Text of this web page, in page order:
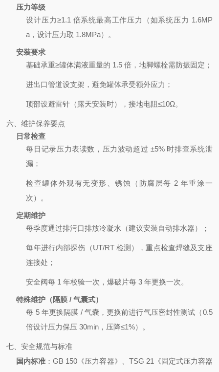
压力等级
设计压力≥1.1 倍系统最高工作压力（如系统压力 1.6MP
a，设计压力取 1.8MPa）。
安装要求
基础承重≥罐体满液重量的 1.5 倍，地脚螺栓需防振固定；
进出口管道设支架，避免罐体承受额外应力；
顶部设避雷针（露天安装时），接地电阻≤10Ω。
六、维护保养要点
日常检查
每日记录压力表读数，压力波动超过 ±5% 时排查系统泄
漏；
检查罐体外观有无变形、锈蚀（防腐层每 2 年重涂一
次）。
定期维护
每季度通过排污口排放冷凝水（建议安装自动排水器）；
每年进行内部探伤（UT/RT 检测），重点检查焊缝及支座
连接处；
安全阀每 1 年校验一次，爆破片每 3 年更换一次。
特殊维护（隔膜 / 气囊式）
每 5 年更换隔膜 / 气囊，更换前进行气压密封性测试（0.5
倍设计压力保压 30min，压降≤1%）。
七、安全规范与标准
国内标准 ：GB 150《压力容器》、TSG 21《固定式压力容器